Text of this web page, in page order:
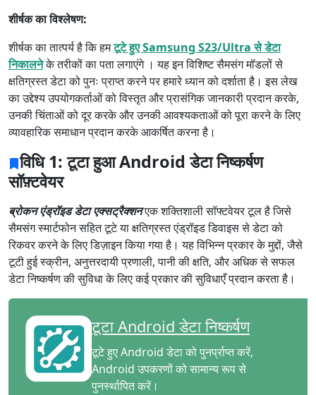
शीर्षक का विश्लेषण:
शीर्षक का तात्पर्य है कि हमटूटे हुए Samsung S23/Ultra से डेटा
निकालनेके तरीकों का पता लगाएंगे । यह इन विशिष्ट सैमसंग मॉडलों से
क्षतिग्रस्त डेटा को पुनः प्राप्त करने पर हमारे ध्यान को दर्शाता है। इस लेख
का उद्देश्य उपयोगकर्ताओं को विस्तृत और प्रासंगिक जानकारी प्रदान करके,
उनकी चिंताओं को दूर करके और उनकी आवश्यकताओं को पूरा करने के लिए
व्यावहारिक समाधान प्रदान करके आकर्षित करना है।
विधि 1: टूटा हुआ Android डेटा निष्कर्षण
सॉफ़्टवेयर
ब्रोकन एंड्रॉइड डेटा एक्सट्रैक्शनएक शक्तिशाली सॉफ्टवेयर टूल है जिसे
सैमसंग स्मार्टफोन सहित टूटे या क्षतिग्रस्त एंड्रॉइड डिवाइस से डेटा को
रिकवर करने के लिए डिज़ाइन किया गया है। यह विभिन्न प्रकार के मुद्दों, जैसे
टूटी हुई स्क्रीन, अनुत्तरदायी प्रणाली, पानी की क्षति, और अधिक से सफल
डेटा निष्कर्षण की सुविधा के लिए कई प्रकार की सुविधाएँ प्रदान करता है।
टूटा Android डेटा निष्कर्षण
टूटे हुए Android डेटा को पुनर्प्राप्त करें,
Android उपकरणों को सामान्य रूप से
पुनर्स्थापित करें।